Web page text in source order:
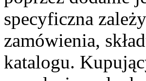
specyficzna
zamówienia,
katalogu.